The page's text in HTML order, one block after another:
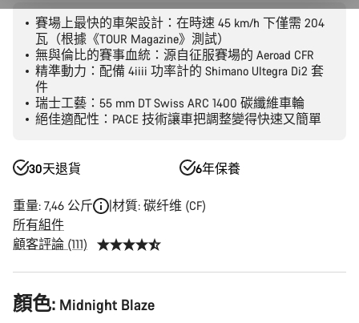
賽場上最快的車架設計：在時速 45 km/h 下僅需 204
瓦（根據《TOUR Magazine》測試）
無與倫比的賽事血統：源自征服賽場的 Aeroad CFR
精準動力：配備 4iiii 功率計的 Shimano Ultegra Di2 套
件
瑞士工藝：55 mm DT Swiss ARC 1400 碳纖維車輪
絕佳適配性：PACE 技術讓車把調整變得快速又簡單
30天退貨 6年保養
重量: 7,46 公斤
材質: 碳纤维 (CF)
所有組件
顧客評論 (111)
產
品
顏色: Midnight Blaze